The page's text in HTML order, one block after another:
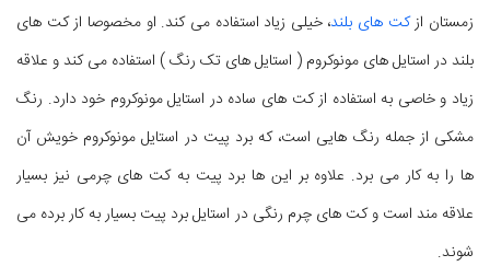
زمستان ازکت های بلند، خیلی زیاد استفاده می کند. او مخصوصا از کت های
بلند در استایل های مونوکروم ( استایل های تک رنگ ) استفاده می کند و علاقه
زیاد و خاصی به استفاده از کت های ساده در استایل مونوکروم خود دارد. رنگ
مشکی از جمله رنگ هایی است، که برد پیت در استایل مونوکروم خویش آن
ها را به کار می برد. علاوه بر این ها برد پیت به کت های چرمی نیز بسیار
علاقه مند است و کت های چرم رنگی در استایل برد پیت بسیار به کار برده می
شوند.